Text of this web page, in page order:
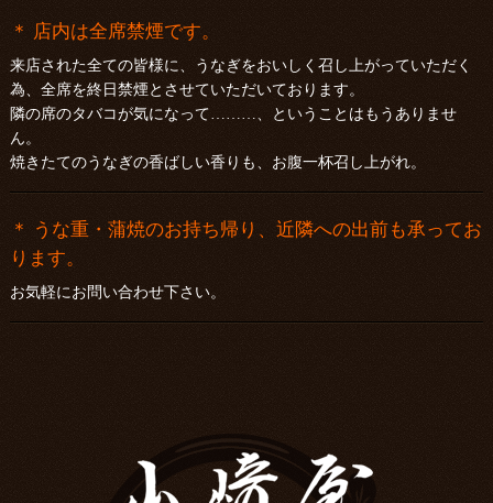
＊ 店内は全席禁煙です。
来店された全ての皆様に、うなぎをおいしく召し上がっていただく
為、全席を終日禁煙とさせていただいております。
隣の席のタバコが気になって………、ということはもうありませ
ん。
焼きたてのうなぎの香ばしい香りも、お腹一杯召し上がれ。
＊ うな重・蒲焼のお持ち帰り、近隣への出前も承ってお
ります。
お気軽にお問い合わせ下さい。